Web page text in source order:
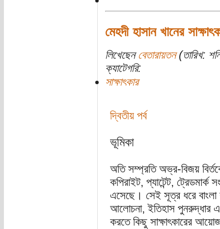
মেহদী হাসান খানের
লিখেছেন বেতারায়তন(তারিখ:
ক্যাটেগরি:
সাক্ষাৎকার
দ্বিতীয় পর্ব
ভূমিকা
অতি সম্প্রতি অভ্র-বিজয়
কপিরাইট, প্যাটেন্ট, ট্রেডমার্ক
এসেছে। সেই সূত্র ধরে বাংলা
আলোচনা, ইতিহাস পুনরুদ্ধার
করতে কিছু সাক্ষাৎকারের